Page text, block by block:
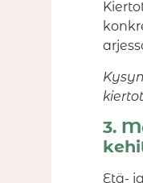
3.
Etä-